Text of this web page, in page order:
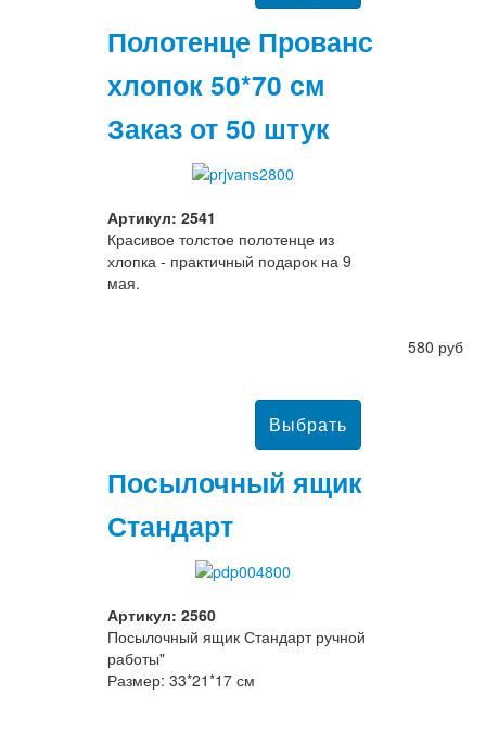
Полотенце Прованс
хлопок 50*70 см
Заказ от 50 штук
Артикул: 2541
Красивое толстое полотенце из
хлопка - практичный подарок на 9
мая.
580 руб
Посылочный ящик
Стандарт
Артикул: 2560
Посылочный ящик Стандарт ручной
работы"
Размер: 33*21*17 см